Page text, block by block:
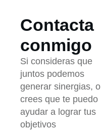
Contacta
conmigo
Si consideras que
juntos podemos
generar sinergias, o
crees que te puedo
ayudar a lograr tus
objetivos